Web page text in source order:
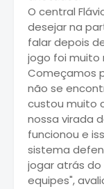
O central
desejar na
falar depois
jogo foi muito
Começamos
não se
custou muito
nossa virada
funcionou e
sistema
jogar atrás
equipes",